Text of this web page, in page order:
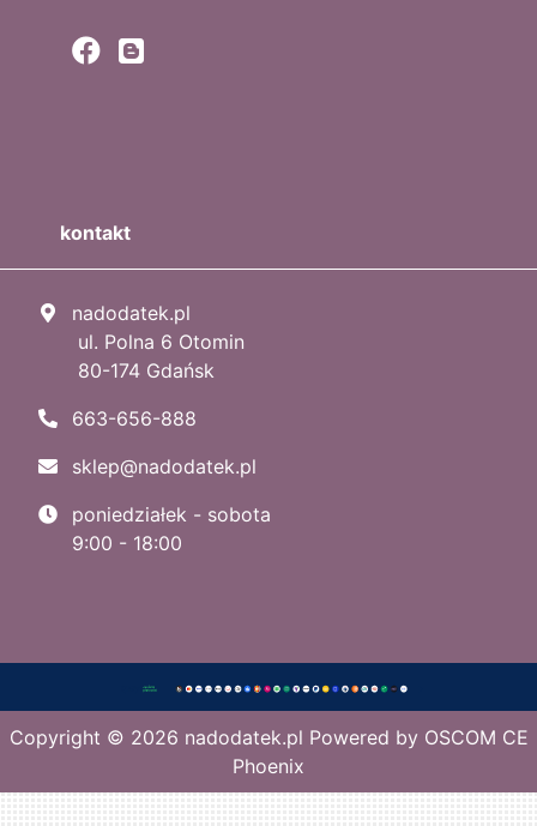
kontakt
nadodatek.pl
ul. Polna 6 Otomin
80-174 Gdańsk
663-656-888
sklep@nadodatek.pl
poniedziałek - sobota
9:00 - 18:00
Copyright © 2026 nadodatek.pl Powered by OSCOM CE
Phoenix